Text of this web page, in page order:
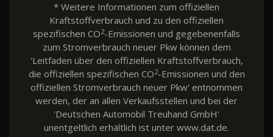
* Weitere Informationen zum offiziellen
Kraftstoffverbrauch und zu den offiziellen
spezifischen CO2-Emissionen und gegebenenfalls
zum Stromverbrauch neuer Pkw können dem
'Leitfaden über den offiziellen Kraftstoffverbrauch,
die offiziellen spezifischen CO2-Emissionen und den
offiziellen Stromverbrauch neuer Pkw' entnommen
werden, der an allen Verkaufsstellen und bei der
'Deutschen Automobil Treuhand GmbH'
unentgeltlich erhältlich ist unter www.dat.de.